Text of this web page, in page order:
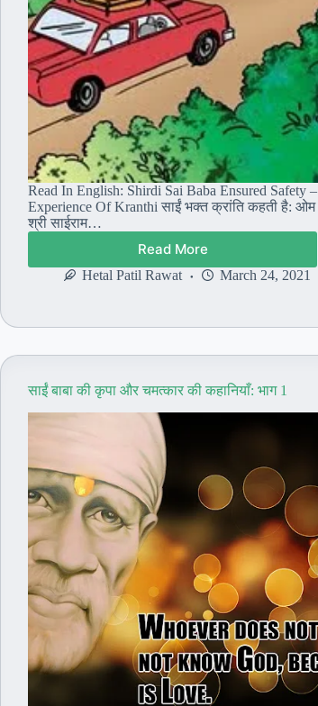
Read In English: Shirdi Sai Baba Ensured Safety –
Experience Of Kranthi साईं भक्त क्रांति कहती है: ओम
श्री साईराम…
Read More
साईं
भक्त
ने
सुनिश्चित
Hetal Patil Rawat March 24, 2021
साईं बाबा की कृपा और चमत्कार की कहानियाँ: भाग 1